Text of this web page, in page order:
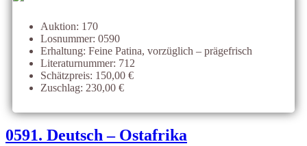
Auktion: 170
Losnummer: 0590
Erhaltung: Feine Patina, vorzüglich – prägefrisch
Literaturnummer: 712
Schätzpreis: 150,00 €
Zuschlag: 230,00 €
0591. Deutsch – Ostafrika